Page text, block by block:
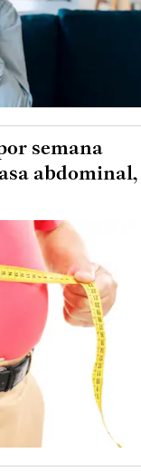
semana
abdominal,